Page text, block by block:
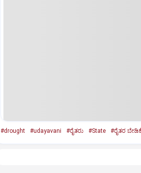
#drought #udayavani #ರೈತರು #State #ರೈತರ